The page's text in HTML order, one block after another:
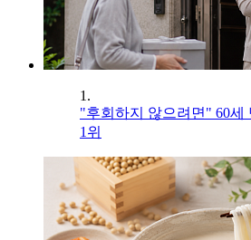
1.
"후회하지 않으려면" 60세
1위